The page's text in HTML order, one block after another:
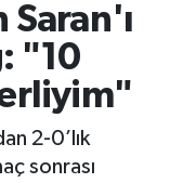
Saran'ı
"10
2-0’lık
sonrası